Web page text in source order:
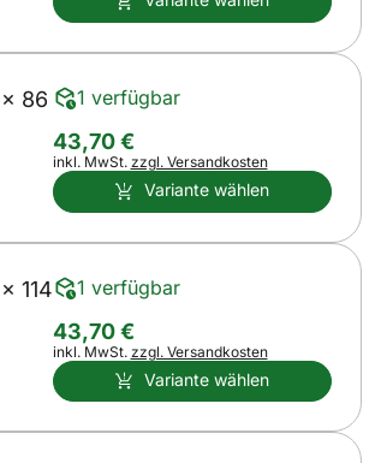
86
1 verfügbar
43,70€
Steuerhinweis:
inkl. MwSt. zzgl. Versandkosten
Variante wählen
114
1 verfügbar
43,70€
Steuerhinweis:
inkl. MwSt. zzgl. Versandkosten
Variante wählen